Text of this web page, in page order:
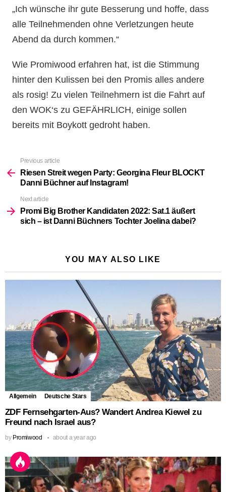
„Ich wünsche ihr gute Besserung und hoffe, dass
alle Teilnehmenden ohne Verletzungen heute
Abend da durch kommen.“
Wie Promiwood erfahren hat, ist die Stimmung
hinter den Kulissen bei den Promis alles andere
als rosig! Zu vielen Teilnehmern ist die Fahrt auf
den WOK‘s zu GEFÄHRLICH, einige sollen
bereits mit Boykott gedroht haben.
more
Previous article
Riesen Streit wegen Party: Georgina Fleur BLOCKT
Danni Büchner auf Instagram!
Next article
Promi Big Brother Kandidaten 2022: Sat.1 äußert
sich – ist Danni Büchners Tochter Joelina dabei?
YOU MAY ALSO LIKE
Allgemein Deutsche Stars
ZDF Fernsehgarten-Aus? Wandert Andrea Kiewel zu
Freund nach Israel aus?
by Promiwood about a year ago